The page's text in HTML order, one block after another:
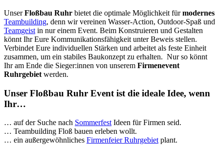
UnserFloßbau Ruhr bietet die optimale Möglichkeit fürmodernes
Teambuilding, denn wir vereinen Wasser-Action, Outdoor-Spaß und
Teamgeist in nur einem Event. Beim Konstruieren und Gestalten
könnt Ihr Eure Kommunikationsfähigkeit unter Beweis stellen.
Verbindet Eure individuellen Stärken und arbeitet als feste Einheit
zusammen, um ein stabiles Baukonzept zu erhalten. Nur so könnt
Ihr am Ende die Sieger:innen von unserem Firmenevent
Ruhrgebiet werden.
Unser Floßbau Ruhr Event ist die ideale Idee, wenn
Ihr…
… auf der Suche nach SommerfestIdeen für Firmen seid.
… Teambuilding Floß bauen erleben wollt.
… ein außergewöhnliches Firmenfeier Ruhrgebietplant.